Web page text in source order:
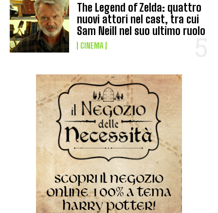
The Legend of Zelda: quattro
nuovi attori nel cast, tra cui
Sam Neill nel suo ultimo ruolo
CINEMA